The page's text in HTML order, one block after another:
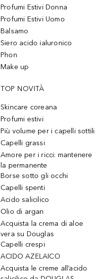
Profumi Estivi Donna
Profumi Estivi Uomo
Balsamo
Siero acido ialuronico
Phon
Make up
TOP NOVITÀ
Skincare coreana
Profumi estivi
Più volume per i capelli sottili
Capelli grassi
Amore per i ricci: mantenere
la permanente
Borse sotto gli occhi
Capelli spenti
Acido salicilico
Olio di argan
Acquista la crema di aloe
vera su Douglas
Capelli crespi
ACIDO AZELAICO
Acquista le creme all’acido